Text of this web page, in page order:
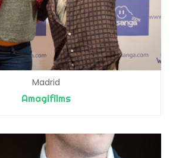
Madrid
Amagifilms